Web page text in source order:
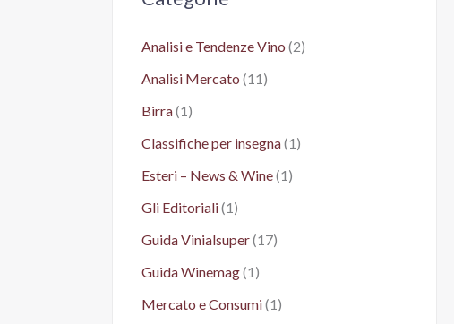
:
Analisi e Tendenze Vino (2)
Analisi Mercato (11)
Birra(1)
Classifiche per insegna(1)
Esteri – News & Wine(1)
Gli Editoriali(1)
Guida Vinialsuper(17)
Guida Winemag(1)
Mercato e Consumi(1)